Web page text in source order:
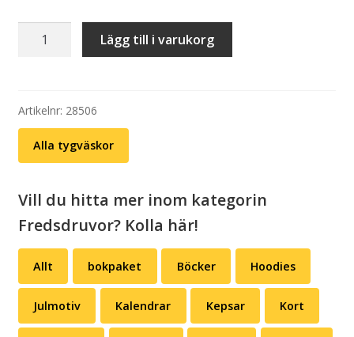
Tygväska:
Fredsdruvor
mängd
Lägg till i varukorg
Artikelnr: 28506
Alla tygväskor
Vill du hitta mer inom kategorin
Fredsdruvor? Kolla här!
Allt bokpaket Böcker Hoodies
Julmotiv Kalendrar Kepsar Kort